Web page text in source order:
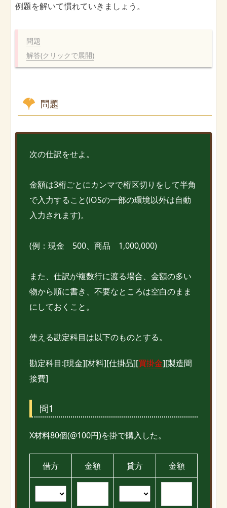
例題を解いて慣れていきましょう。
問題
解答(クリックで展開)
問題
次の仕訳をせよ。
金額は3桁ごとにカンマで桁区切りをして半角
で入力すること(iOSの一部の環境以外は自動
入力されます)。
(例：現金 500、商品 1,000,000)
また、仕訳が複数行に渡る場合、金額の多い
物から順に書き、不要なところは空白のまま
にしておくこと。
使える勘定科目は以下のものとする。
勘定科目:[現金][材料][仕掛品][買掛金][製造間
接費]
問1
X材料80個(@100円)を掛で購入した。
借方 金額 貸方 金額